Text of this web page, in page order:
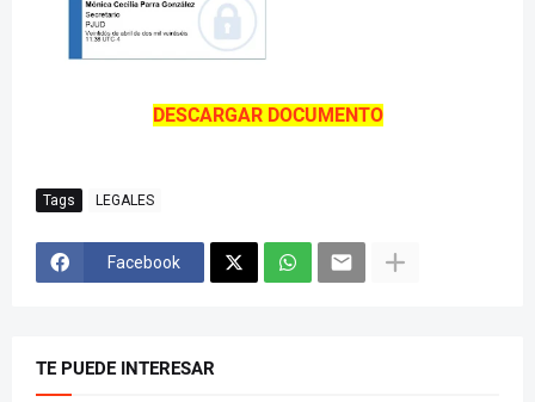
DESCARGAR DOCUMENTO
Tags LEGALES
Facebook
TE PUEDE INTERESAR